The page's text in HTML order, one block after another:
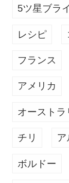
5ツ星ブラ
レシピ
フランス
アメリカ
オーストラ
チリ
ボルドー